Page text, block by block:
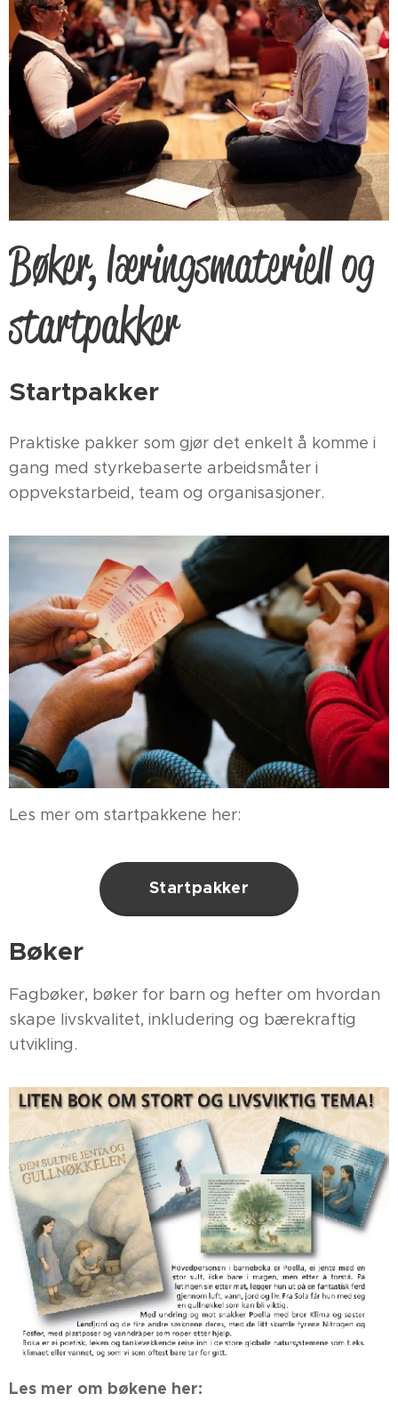
Bøker, læringsmateriell og
startpakker
Startpakker
Praktiske pakker som gjør det enkelt å komme i
gang med styrkebaserte arbeidsmåter i
oppvekstarbeid, team og organisasjoner.
Les mer om startpakkene her:
Startpakker
Bøker
Fagbøker, bøker for barn og hefter om hvordan
skape livskvalitet, inkludering og bærekraftig
utvikling.
Les mer om bøkene her: